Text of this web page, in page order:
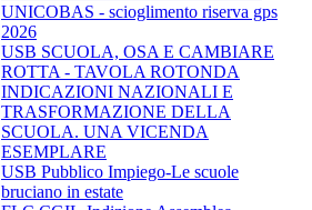
UNICOBAS - scioglimento riserva gps
2026
USB SCUOLA, OSA E CAMBIARE
ROTTA - TAVOLA ROTONDA
INDICAZIONI NAZIONALI E
TRASFORMAZIONE DELLA
SCUOLA. UNA VICENDA
ESEMPLARE
USB Pubblico Impiego-Le scuole
bruciano in estate